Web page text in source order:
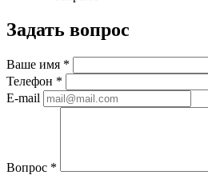
Задать вопрос
Ваше имя *
Телефон *
E-mail
Вопрос *